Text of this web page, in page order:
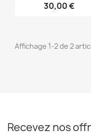
30,00 €
Affichage 1-2 de 2
Recevez nos